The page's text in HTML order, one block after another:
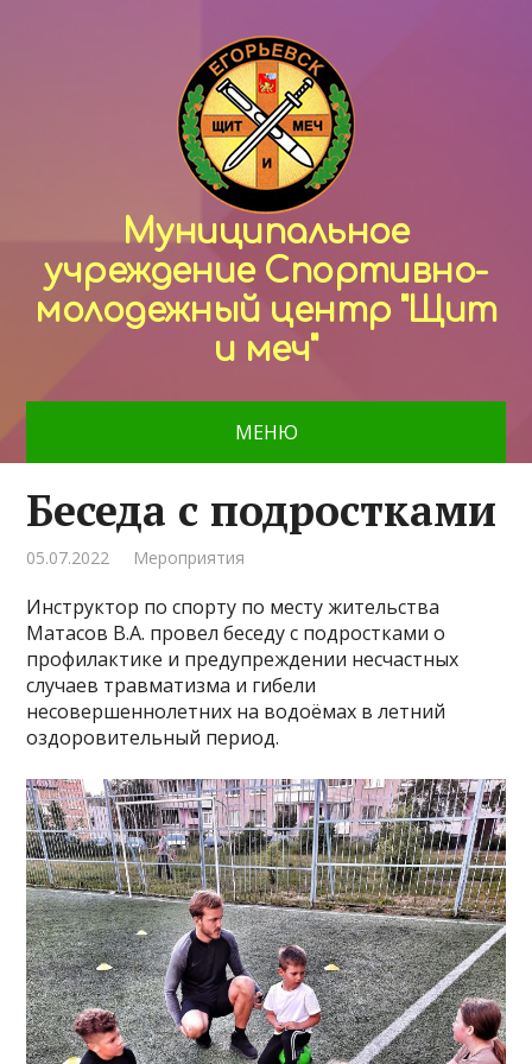
Муниципальное
учреждение Спортивно-
молодежный центр "Щит
и меч"
МЕНЮ
Беседа с подростками
05.07.2022 Мероприятия
Инструктор по спорту по месту жительства
Матасов В.А. провел беседу с подростками о
профилактике и предупреждении несчастных
случаев травматизма и гибели
несовершеннолетних на водоёмах в летний
оздоровительный период.